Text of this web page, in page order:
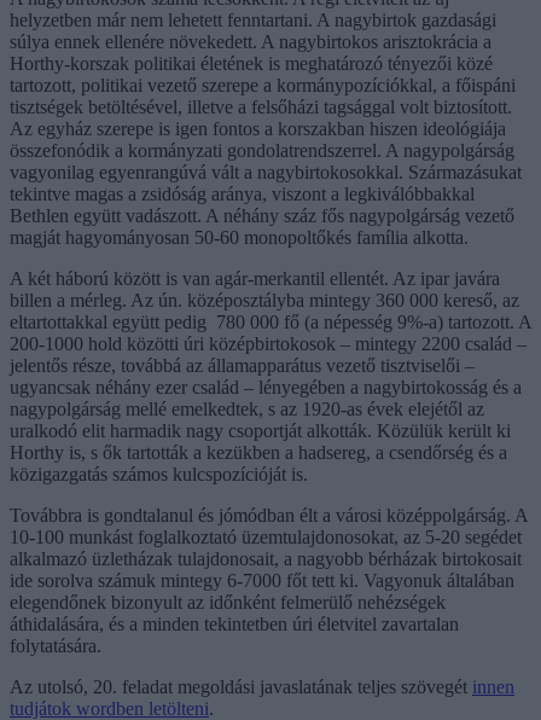
helyzetben már nem lehetett fenntartani. A nagybirtok gazdasági
súlya ennek ellenére növekedett. A nagybirtokos arisztokrácia a
Horthy-korszak politikai életének is meghatározó tényezői közé
tartozott, politikai vezető szerepe a kormánypozíciókkal, a főispáni
tisztségek betöltésével, illetve a felsőházi tagsággal volt biztosított.
Az egyház szerepe is igen fontos a korszakban hiszen ideológiája
összefonódik a kormányzati gondolatrendszerrel. A nagypolgárság
vagyonilag egyenrangúvá vált a nagybirtokosokkal. Származásukat
tekintve magas a zsidóság aránya, viszont a legkiválóbbakkal
Bethlen együtt vadászott. A néhány száz fős nagypolgárság vezető
magját hagyományosan 50-60 monopoltőkés família alkotta.
A két háború között is van agár-merkantil ellentét. Az ipar javára
billen a mérleg. Az ún. középosztályba mintegy 360 000 kereső, az
eltartottakkal együtt pedig 780 000 fő (a népesség 9%-a) tartozott. A
200-1000 hold közötti úri középbirtokosok – mintegy 2200 család –
jelentős része, továbbá az államapparátus vezető tisztviselői –
ugyancsak néhány ezer család – lényegében a nagybirtokosság és a
nagypolgárság mellé emelkedtek, s az 1920-as évek elejétől az
uralkodó elit harmadik nagy csoportját alkották. Közülük került ki
Horthy is, s ők tartották a kezükben a hadsereg, a csendőrség és a
közigazgatás számos kulcspozícióját is.
Továbbra is gondtalanul és jómódban élt a városi középpolgárság. A
10-100 munkást foglalkoztató üzemtulajdonosokat, az 5-20 segédet
alkalmazó üzletházak tulajdonosait, a nagyobb bérházak birtokosait
ide sorolva számuk mintegy 6-7000 főt tett ki. Vagyonuk általában
elegendőnek bizonyult az időnként felmerülő nehézségek
áthidalására, és a minden tekintetben úri életvitel zavartalan
folytatására.
Az utolsó, 20. feladat megoldási javaslatának teljes szövegét innen
tudjátok wordben letölteni.